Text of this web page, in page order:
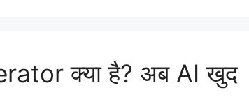
क्या है? अब AI खुद